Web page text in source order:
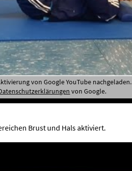
von Google YouTube nachgeladen.
von Google.
Brust und Hals aktiviert.